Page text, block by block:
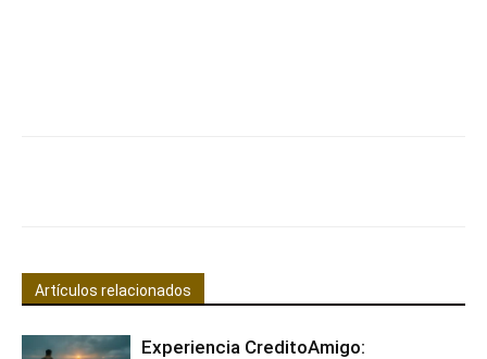
Artículos relacionados
Experiencia CreditoAmigo: